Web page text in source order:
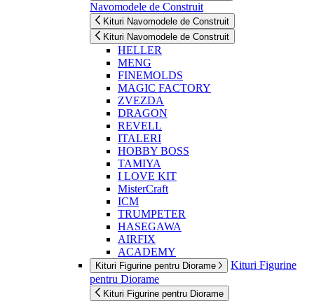
Navomodele de Construit
Kituri Navomodele de Construit
Kituri Navomodele de Construit
HELLER
MENG
FINEMOLDS
MAGIC FACTORY
ZVEZDA
DRAGON
REVELL
ITALERI
HOBBY BOSS
TAMIYA
I LOVE KIT
MisterCraft
ICM
TRUMPETER
HASEGAWA
AIRFIX
ACADEMY
Kituri Figurine pentru Diorame
Kituri Figurine
pentru Diorame
Kituri Figurine pentru Diorame